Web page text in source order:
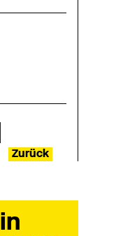
Zurück